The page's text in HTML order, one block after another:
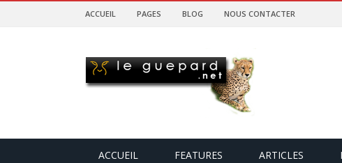
ACCUEIL PAGES BLOG NOUS CONTACTER
ACCUEIL FEATURES ARTICLES